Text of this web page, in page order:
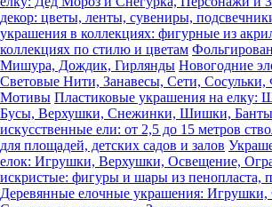
декор: цветы, ленты, сувениры,
украшения в коллекциях: фигурные из
коллекциях по стилю и цветам
Мишура, Дождик, Гирлянды Новогодние
Световые Нити, Занавесы, Сети,
Мотивы Пластиковые украшения на елку:
Бусы, Верхушки, Снежинки, Шишки, Банты
искусственные ели: от 2,5 до 15 метров
для площадей, детских садов и залов
елок: Игрушки, Верхушки, Освещение,
искристые: фигуры и шары из пенопласта,
Деревянные елочные украшения: